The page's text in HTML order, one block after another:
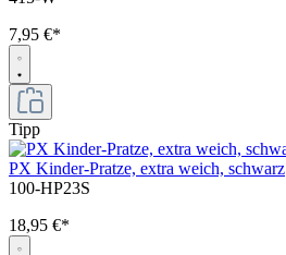
7,95 €*
Tipp
PX Kinder-Pratze, extra weich, schwarz
100-HP23S
18,95 €*